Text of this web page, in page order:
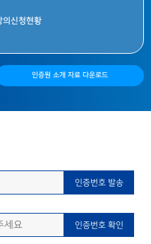
의 신청현황
인증원 소개 자료 다운로드
인증번호 발송
인증번호 확인